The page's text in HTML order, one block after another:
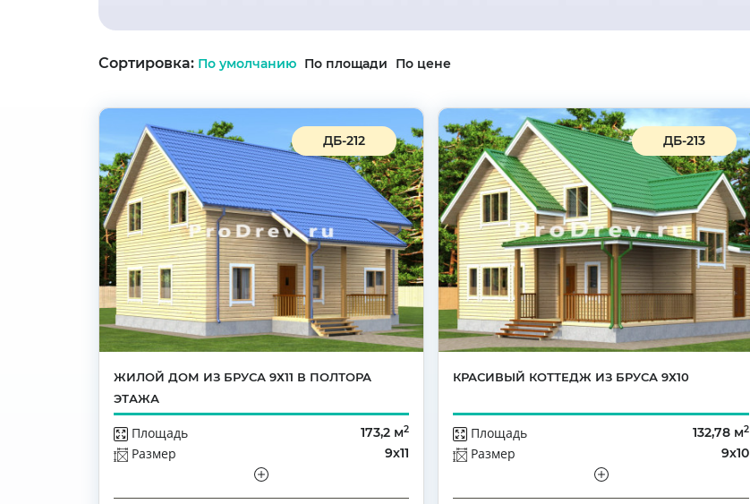
Сортировка: По умолчанию По площади По цене
ДБ-212
ЖИЛОЙ ДОМ ИЗ БРУСА 9Х11 В ПОЛТОРА
ЭТАЖА
Площадь 173,2 м2
Размер 9х11
Количество комнат
7
ДБ-213
КРАСИВЫЙ КОТТЕДЖ ИЗ БРУСА 9Х10
Площадь 132,78 м2
Размер 9х10
Количество комнат
5